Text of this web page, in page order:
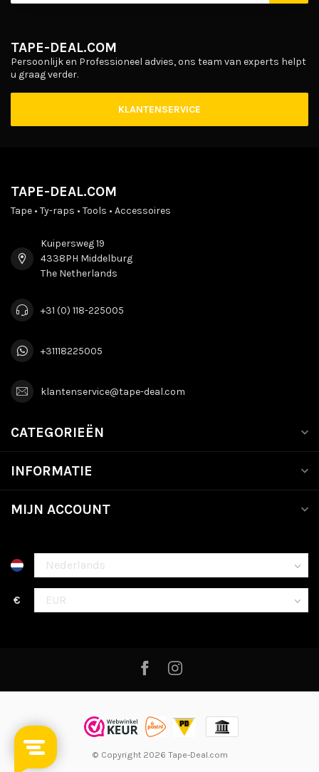
TAPE-DEAL.COM
Persoonlijk en Professioneel advies, ons team van experts helpt
u graag verder.
KLANTENSERVICE
TAPE-DEAL.COM
Tape • Ty-raps • Tools • Accessoires
Kuipersweg 19
4338PH Middelburg
The Netherlands
+31 (0) 118-225005
+31118225005
klantenservice@tape-deal.com
CATEGORIEËN
INFORMATIE
MIJN ACCOUNT
€
© Copyright 2026 Tape-Deal.com